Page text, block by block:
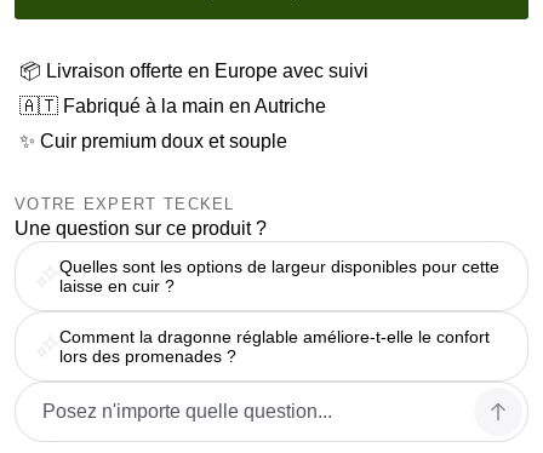
📦 Livraison offerte en Europe avec suivi
🇦🇹 Fabriqué à la main en Autriche
✨ Cuir premium doux et souple
VOTRE EXPERT TECKEL
Une question sur ce produit ?
Quelles sont les options de largeur disponibles pour cette
laisse en cuir ?
Comment la dragonne réglable améliore-t-elle le confort
lors des promenades ?